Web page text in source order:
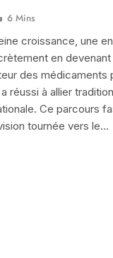
6 Mins
croissance, une
en
des médicaments
réussi à allier
Ce parcours
tournée vers le…